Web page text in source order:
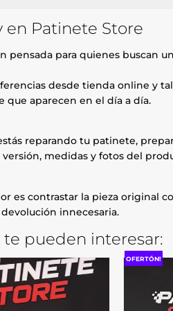
en Patinete Store
pensada para quienes buscan
desde tienda online y
que aparecen en el día a día.
reparando tu patinete,
medidas y fotos del
es contrastar la pieza original
innecesaria.
pueden interesar:
OFERTÓN!